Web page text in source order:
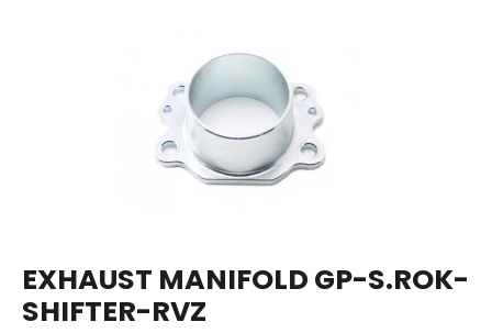
EXHAUST MANIFOLD GP-S.ROK-
SHIFTER-RVZ